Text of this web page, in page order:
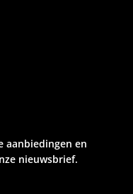
aanbiedingen en
nieuwsbrief.